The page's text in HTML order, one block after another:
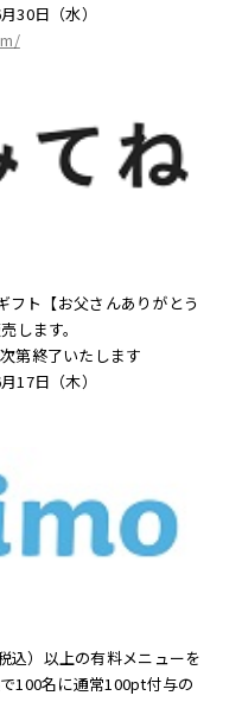
30日（水）
フト【お父さんありがとう
します。
第終了いたします
17日（木）
込）以上の有料メニューを
100名に通常100pt付与の